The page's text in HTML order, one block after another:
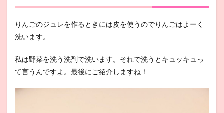
りんごのジュレを作るときには皮を使うのでりんごはよーく
洗います。
私は野菜を洗う洗剤で洗います。それで洗うとキュッキュっ
て言うんですよ。最後にご紹介しますね！